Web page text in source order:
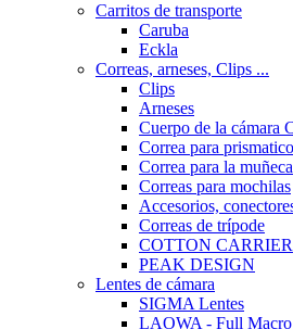
Carritos de transporte
Caruba
Eckla
Correas, arneses, Clips ...
Clips
Arneses
Cuerpo de la cámara
Correa para
Correa para la muñeca
Correas para mochilas
Accesorios,
Correas de trípode
COTTON CARRIER
PEAK DESIGN
Lentes de cámara
SIGMA Lentes
LAOWA - Full